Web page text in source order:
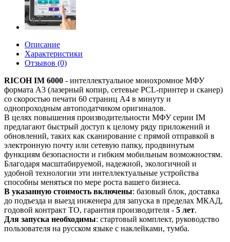
Описание
Характеристики
Отзывов (0)
RICOH IM 6000 - интеллектуальное монохромное МФУ
формата А3 (лазерный копир, сетевые PCL-принтер и сканер)
со скоростью печати 60 страниц А4 в минуту и
однопроходным автоподатчиком оригиналов.
В целях повышения производительности МФУ серии IM
предлагают быстрый доступ к целому ряду приложений и
обновлений, таких как сканирование с прямой отправкой в
электронную почту или сетевую папку, продвинутым
функциям безопасности и гибким мобильным возможностям.
Благодаря масштабируемой, надежной, экологичной и
удобной технологии эти интеллектуальные устройства
способны меняться по мере роста вашего бизнеса.
В указанную стоимость включены: базовый блок, доставка
до подъезда и выезд инженера для запуска в пределах МКАД,
годовой контракт ТО, гарантия производителя - 5 лет.
Для запуска необходимы: стартовый комплект, руководство
пользователя на русском языке с наклейками, тумба.